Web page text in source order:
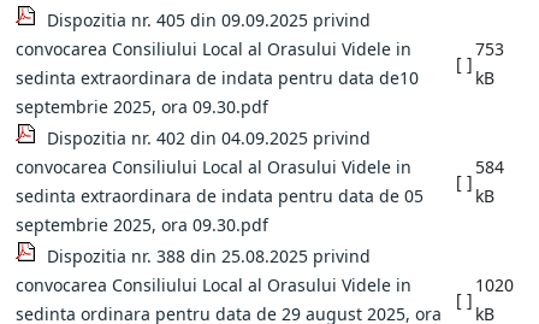
Dispozitia nr. 405 din 09.09.2025 privind
convocarea Consiliului Local al Orasului Videle in
sedinta extraordinara de indata pentru data de10
septembrie 2025, ora 09.30.pdf
[ ]
753
kB
Dispozitia nr. 402 din 04.09.2025 privind
convocarea Consiliului Local al Orasului Videle in
sedinta extraordinara de indata pentru data de 05
septembrie 2025, ora 09.30.pdf
[ ]
584
kB
Dispozitia nr. 388 din 25.08.2025 privind
convocarea Consiliului Local al Orasului Videle in
sedinta ordinara pentru data de 29 august 2025, ora
[ ]
1020
kB